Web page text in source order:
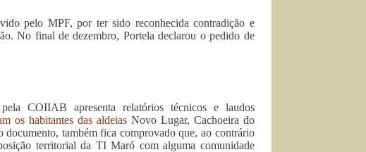
pelo MPF, por ter sido reconhecida contradição e
No final de dezembro, Portela declarou o pedido de
COIIAB apresenta relatórios técnicos e laudos
os habitantes das aldeiasNovo Lugar, Cachoeira do
também fica comprovado que, ao contrário
territorial da TI Maró com alguma comunidade